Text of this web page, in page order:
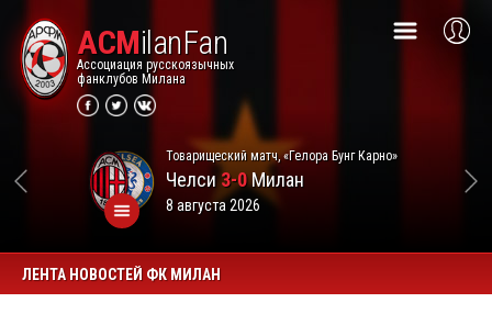
ACMilanFan
Ассоциация русскоязычных
фанклубов Милана
Товарищеский матч, «Гелора Бунг Карно»
Челси3-0Милан
8 августа 2026
ЛЕНТА НОВОСТЕЙ ФК МИЛАН